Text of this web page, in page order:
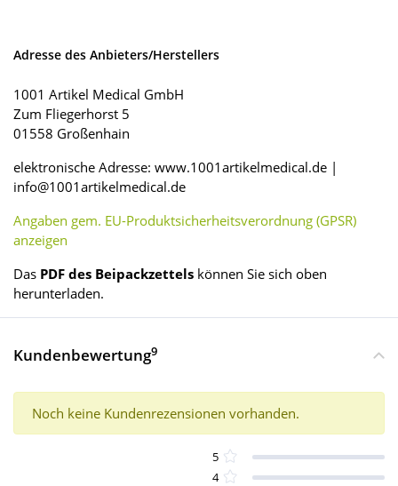
Adresse des Anbieters/Herstellers
1001 Artikel Medical GmbH
Zum Fliegerhorst 5
01558 Großenhain
elektronische Adresse: www.1001artikelmedical.de |
info@1001artikelmedical.de
Angaben gem. EU-Produktsicherheitsverordnung (GPSR)
anzeigen
Das PDF des Beipackzettels können Sie sich oben
herunterladen.
Kundenbewertung9
Noch keine Kundenrezensionen vorhanden.
5
4